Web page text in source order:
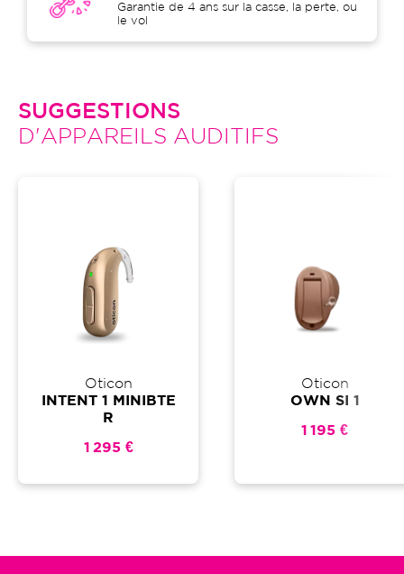
Garantie de 4 ans sur la casse, la perte, ou
le vol
SUGGESTIONS
D'APPAREILS AUDITIFS
Oticon
INTENT 1 MINIBTE
R
1 295 €
Oticon
OWN SI 1
1 195 €